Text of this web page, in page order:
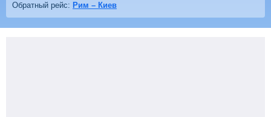
Обратный рейс: Рим – Киев